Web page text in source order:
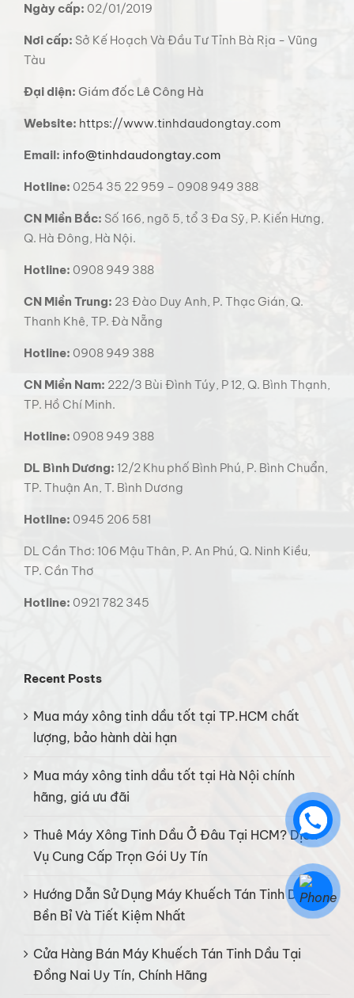
Ngày cấp: 02/01/2019
Nơi cấp: Sở Kế Hoạch Và Đầu Tư Tỉnh Bà Rịa - Vũng
Tàu
Đại diện: Giám đốc Lê Công Hà
Website: https://www.tinhdaudongtay.com
Email: info@tinhdaudongtay.com
Hotline: 0254 35 22 959 – 0908 949 388
CN Miền Bắc: Số 166, ngõ 5, tổ 3 Đa Sỹ, P. Kiến Hưng,
Q. Hà Đông, Hà Nội.
Hotline: 0908 949 388
CN Miền Trung: 23 Đào Duy Anh, P. Thạc Gián, Q.
Thanh Khê, TP. Đà Nẵng
Hotline: 0908 949 388
CN Miền Nam: 222/3 Bùi Đình Túy, P 12, Q. Bình Thạnh,
TP. Hồ Chí Minh.
Hotline: 0908 949 388
DL Bình Dương: 12/2 Khu phố Bình Phú, P. Bình Chuẩn,
TP. Thuận An, T. Bình Dương
Hotline: 0945 206 581
DL Cần Thơ: 106 Mậu Thân, P. An Phú, Q. Ninh Kiều,
TP. Cần Thơ
Hotline: 0921 782 345
Recent Posts
Mua máy xông tinh dầu tốt tại TP.HCM chất
lượng, bảo hành dài hạn
Mua máy xông tinh dầu tốt tại Hà Nội chính
hãng, giá ưu đãi
Thuê Máy Xông Tinh Dầu Ở Đâu Tại HCM? Dịch
Vụ Cung Cấp Trọn Gói Uy Tín
Hướng Dẫn Sử Dụng Máy Khuếch Tán Tinh Dầu
Bền Bỉ Và Tiết Kiệm Nhất
Cửa Hàng Bán Máy Khuếch Tán Tinh Dầu Tại
Đồng Nai Uy Tín, Chính Hãng